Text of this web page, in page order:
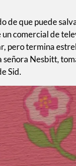
de que puede
comercial de
termina
Nesbitt,
Sid.